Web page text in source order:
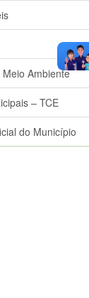
Ambiente
– TCE
do Município